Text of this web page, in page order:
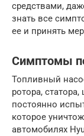
средствами,
знать все
ее и принять
Симптомы
Топливный
ротора,
постоянно
которое
автомобилях